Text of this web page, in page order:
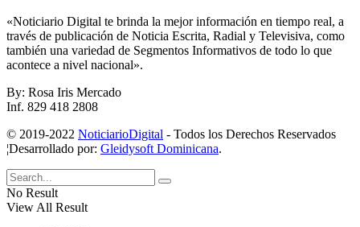
«Noticiario Digital te brinda la mejor información en tiempo real, a
través de publicación de Noticia Escrita, Radial y Televisiva, como
también una variedad de Segmentos Informativos de todo lo que
acontece a nivel nacional».
By: Rosa Iris Mercado
Inf. 829 418 2808
© 2019-2022 NoticiarioDigital - Todos los Derechos Reservados
¦Desarrollado por: Gleidysoft Dominicana.
No Result
View All Result